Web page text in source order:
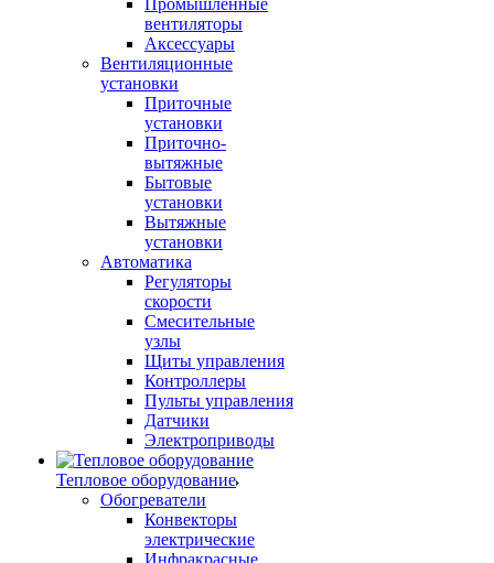
Промышленные
вентиляторы
Аксессуары
Вентиляционные
установки
Приточные
установки
Приточно-
вытяжные
Бытовые
установки
Вытяжные
установки
Автоматика
Регуляторы
скорости
Смесительные
узлы
Щиты управления
Контроллеры
Пульты управления
Датчики
Электроприводы
Тепловое оборудование
Обогреватели
Конвекторы
электрические
Инфракрасные